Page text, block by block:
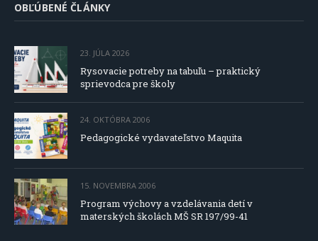
OBĽÚBENÉ ČLÁNKY
23. JÚLA 2026
Rysovacie potreby na tabuľu – praktický
sprievodca pre školy
24. OKTÓBRA 2006
Pedagogické vydavateľstvo Maquita
15. NOVEMBRA 2006
Program výchovy a vzdelávania detí v
materských školách MŠ SR 197/99-41